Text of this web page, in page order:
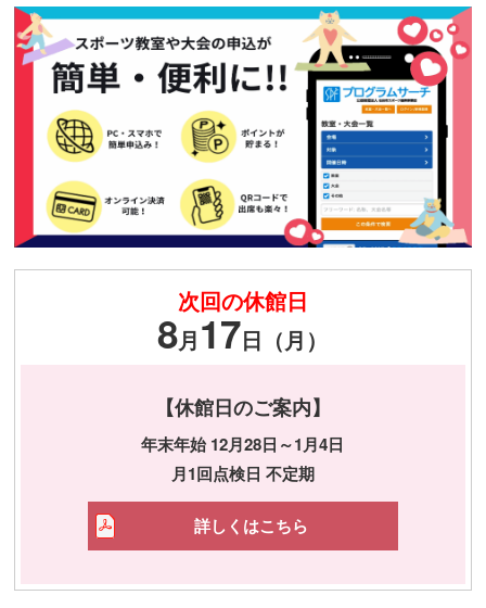
次回の休館日
8月17日（月）
【休館日のご案内】
年末年始 12月28日～1月4日
月1回点検日 不定期
詳しくはこちら